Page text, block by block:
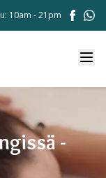
10am - 21pm
-